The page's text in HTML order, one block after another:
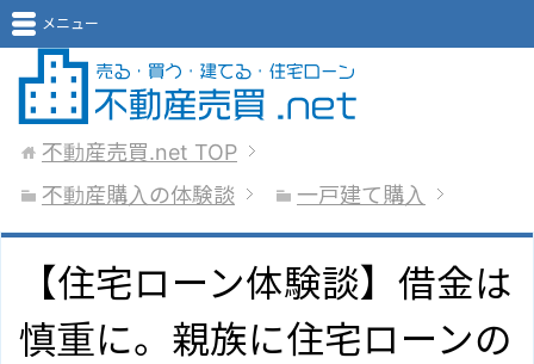
メニュー
不動産売買.net TOP
不動産購入の体験談
一戸建て購入
【住宅ローン体験談】借金は
慎重に。親族に住宅ローンの